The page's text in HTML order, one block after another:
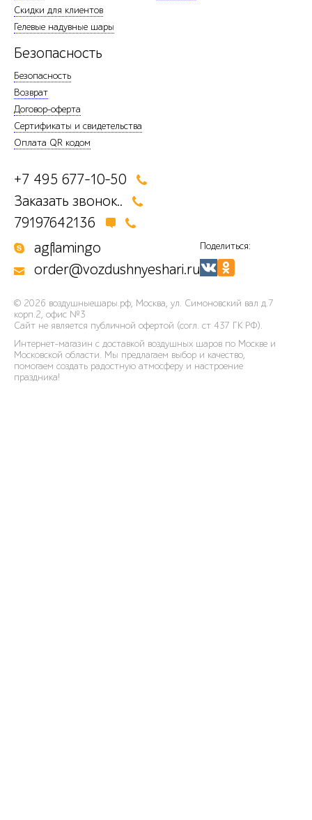
Скидки для клиентов
Гелевые надувные шары
Безопасность
Безопасность
Возврат
Договор-оферта
Сертификаты и свидетельства
Оплата QR кодом
+7 495 677-10-50
Заказать звонок..
79197642136
agflamingo
order@vozdushnyeshari.ru
Поделиться:
© 2026 воздушныешары.рф, Москва, ул. Симоновский вал д.7
корп.2, офис №3
Сайт не является публичной офертой (согл. ст 437 ГК РФ).
Интернет-магазин с доставкой воздушных шаров по Москве и
Московской области. Мы предлагаем выбор и качество,
помогаем создать радостную атмосферу и настроение
праздника!